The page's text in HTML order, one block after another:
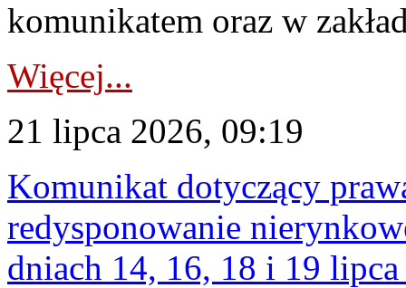
komunikatem oraz w
Więcej...
21 lipca 2026, 09:19
Komunikat dotyczący
redysponowanie
dniach 14, 16, 18 i 19